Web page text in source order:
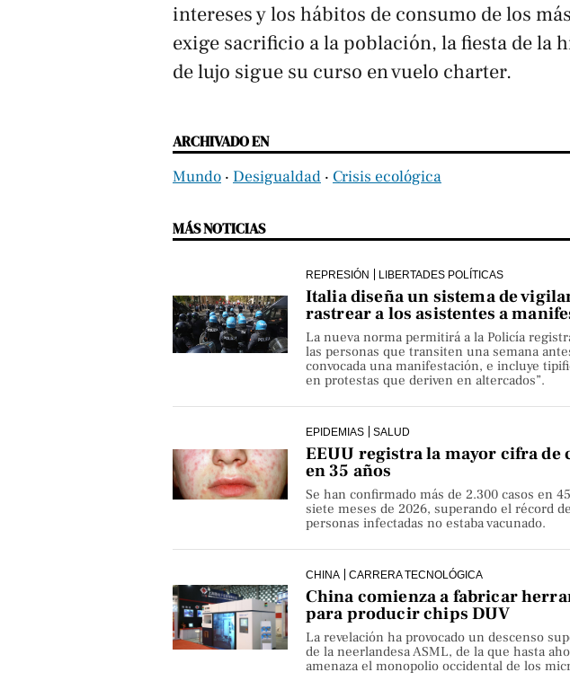
intereses y los hábitos de consumo de los
exige sacrificio a la población, la fiesta de la
de lujo sigue su curso en vuelo charter.
ARCHIVADO EN
Mundo ‧ Desigualdad ‧ Crisis ecológica
MÁS NOTICIAS
REPRESIÓN LIBERTADES POLÍTICAS
Italia diseña un sistema de
rastrear a los asistentes a
La nueva norma permitirá a la Policía
las personas que transiten una semana
convocada una manifestación, e incluye
en protestas que deriven en altercados”.
EPIDEMIAS SALUD
EEUU registra la mayor cifra de
en 35 años
Se han confirmado más de 2.300 casos en
siete meses de 2026, superando el récord
personas infectadas no estaba vacunado.
CHINA CARRERA TECNOLÓGICA
China comienza a fabricar
para producir chips DUV
La revelación ha provocado un descenso
de la neerlandesa ASML, de la que hasta
amenaza el monopolio occidental de los